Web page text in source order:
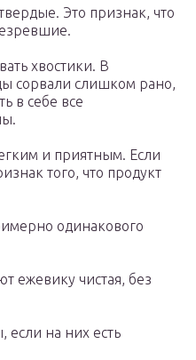
Это признак, что
хвостики. В
сорвали слишком рано,
в себе все
и приятным. Если
того, что продукт
одинакового
ежевику чистая, без
если на них есть